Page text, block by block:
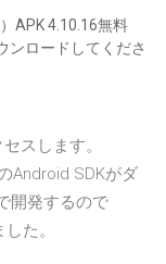
APK 4.10.16無料
ンロードしてくださ
スします。
Android SDKがダ
開発するので
た。